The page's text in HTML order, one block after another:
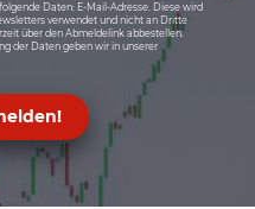
Daten: E-Mail-Adresse. Diese wird
verwendet und nicht an Dritte
über den Abmeldelink abbestellen.
der Daten geben wir in unserer